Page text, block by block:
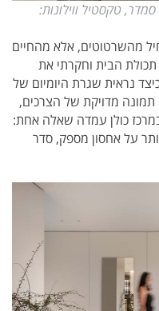
טקסטיל ווילונות:
מהשרטוטים, אלא מהחיים
הבית וחקרתי את
נראית שגרת היומיום של
מדויקת של הצרכים,
כולן עמדה שאלה אחת:
על אחסון מספק, סדר